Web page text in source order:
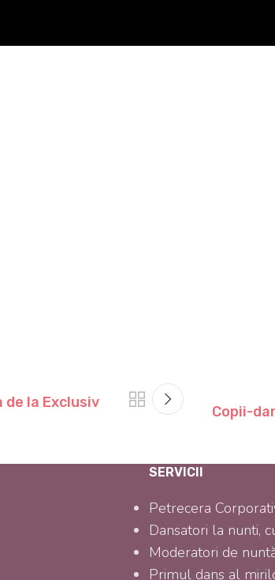
la Exclusiv
Copii-
SERVICII
Petrecera
Dansatori la nunti,
Moderatori de
Primul dans al